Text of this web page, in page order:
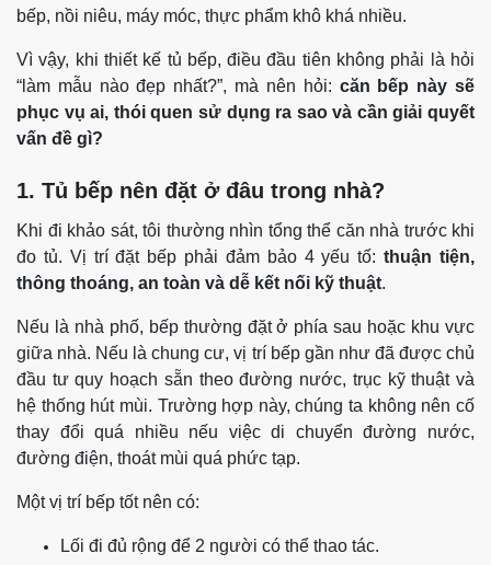
bếp, nồi niêu, máy móc, thực phẩm khô khá nhiều.
Vì vậy, khi thiết kế tủ bếp, điều đầu tiên không phải là hỏi
“làm mẫu nào đẹp nhất?”, mà nên hỏi: căn bếp này sẽ
phục vụ ai, thói quen sử dụng ra sao và cần giải quyết
vấn đề gì?
1. Tủ bếp nên đặt ở đâu trong nhà?
Khi đi khảo sát, tôi thường nhìn tổng thể căn nhà trước khi
đo tủ. Vị trí đặt bếp phải đảm bảo 4 yếu tố:thuận tiện,
thông thoáng, an toàn và dễ kết nối kỹ thuật.
Nếu là nhà phố, bếp thường đặt ở phía sau hoặc khu vực
giữa nhà. Nếu là chung cư, vị trí bếp gần như đã được chủ
đầu tư quy hoạch sẵn theo đường nước, trục kỹ thuật và
hệ thống hút mùi. Trường hợp này, chúng ta không nên cố
thay đổi quá nhiều nếu việc di chuyển đường nước,
đường điện, thoát mùi quá phức tạp.
Một vị trí bếp tốt nên có:
Lối đi đủ rộng để 2 người có thể thao tác.